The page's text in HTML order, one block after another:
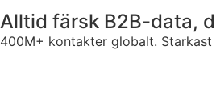
Alltid färsk B2B-data,
400M+ kontakter globalt.